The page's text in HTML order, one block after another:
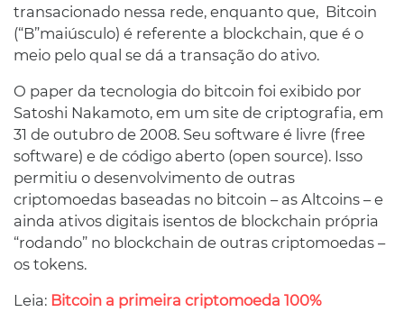
transacionado nessa rede, enquanto que, Bitcoin
(“B”maiúsculo) é referente a blockchain, que é o
meio pelo qual se dá a transação do ativo.
O paper da tecnologia do bitcoin foi exibido por
Satoshi Nakamoto, em um site de criptografia, em
31 de outubro de 2008. Seu software é livre (free
software) e de código aberto (open source). Isso
permitiu o desenvolvimento de outras
criptomoedas baseadas no bitcoin – as Altcoins – e
ainda ativos digitais isentos de blockchain própria
“rodando” no blockchain de outras criptomoedas –
os tokens.
Leia: Bitcoin a primeira criptomoeda 100%